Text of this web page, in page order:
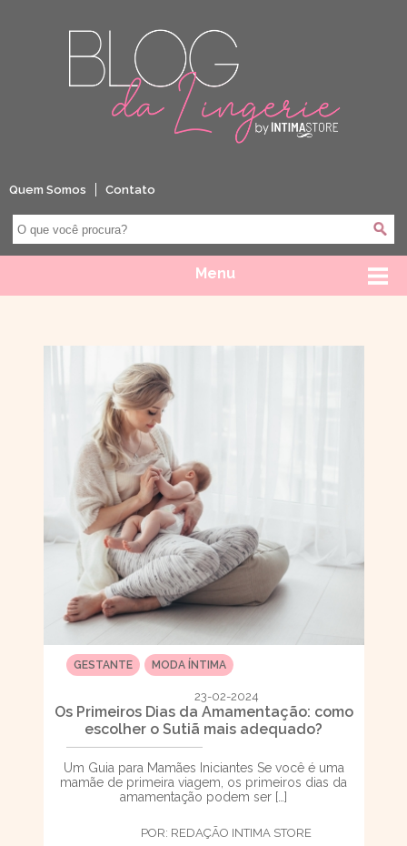
Quem Somos Contato
Menu
GESTANTE MODA ÍNTIMA
23-02-2024
Os Primeiros Dias da Amamentação: como
escolher o Sutiã mais adequado?
Um Guia para Mamães Iniciantes Se você é uma
mamãe de primeira viagem, os primeiros dias da
amamentação podem ser […]
POR: REDAÇÃO INTIMA STORE